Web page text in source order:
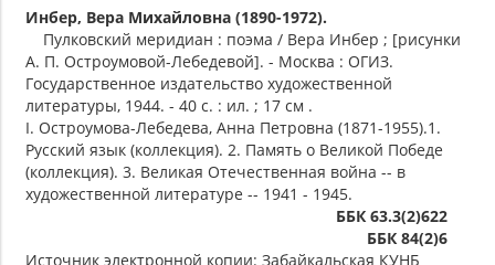
Инбер, Вера Михайловна (1890-1972).
Пулковский меридиан : поэма / Вера Инбер ; [рисунки
А. П. Остроумовой-Лебедевой]. - Москва : ОГИЗ.
Государственное издательство художественной
литературы, 1944. - 40 с. : ил. ; 17 см .
I. Остроумова-Лебедева, Анна Петровна (1871-1955).1.
Русский язык (коллекция). 2. Память о Великой Победе
(коллекция). 3. Великая Отечественная война -- в
художественной литературе -- 1941 - 1945.
ББК 63.3(2)622
ББК 84(2)6
Источник электронной копии: Забайкальская КУНБ